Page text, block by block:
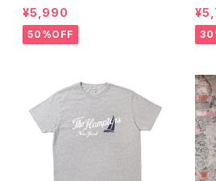
00%ピュアウール ニットキャッ
プ 全8色
¥5,990
50%OFF
ック
f
ツ